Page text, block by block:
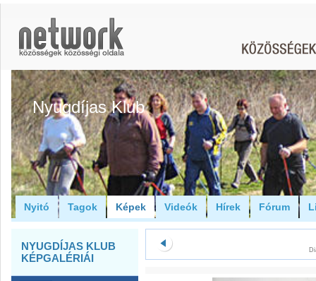
Nyugdíjas Klub
Nyitó Tagok Képek Videók Hírek Fórum
NYUGDÍJAS KLUB
KÉPGALÉRIÁI